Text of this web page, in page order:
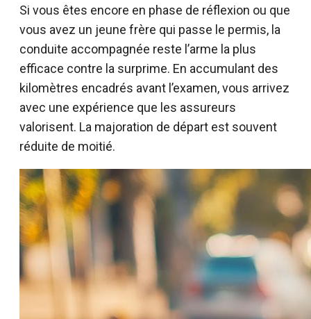
Si vous êtes encore en phase de réflexion ou que
vous avez un jeune frère qui passe le permis, la
conduite accompagnée reste l’arme la plus
efficace contre la surprime. En accumulant des
kilomètres encadrés avant l’examen, vous arrivez
avec une expérience que les assureurs
valorisent. La majoration de départ est souvent
réduite de moitié.